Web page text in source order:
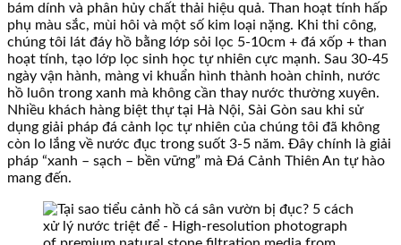
bám dính và phân hủy chất thải hiệu quả. Than hoạt tính hấp
phụ màu sắc, mùi hôi và một số kim loại nặng. Khi thi công,
chúng tôi lát đáy hồ bằng lớp sỏi lọc 5-10cm + đá xốp + than
hoạt tính, tạo lớp lọc sinh học tự nhiên cực mạnh. Sau 30-45
ngày vận hành, màng vi khuẩn hình thành hoàn chỉnh, nước
hồ luôn trong xanh mà không cần thay nước thường xuyên.
Nhiều khách hàng biệt thự tại Hà Nội, Sài Gòn sau khi sử
dụng giải pháp đá cảnh lọc tự nhiên của chúng tôi đã không
còn lo lắng về nước đục trong suốt 3-5 năm. Đây chính là giải
pháp “xanh – sạch – bền vững” mà Đá Cảnh Thiên An tự hào
mang đến.